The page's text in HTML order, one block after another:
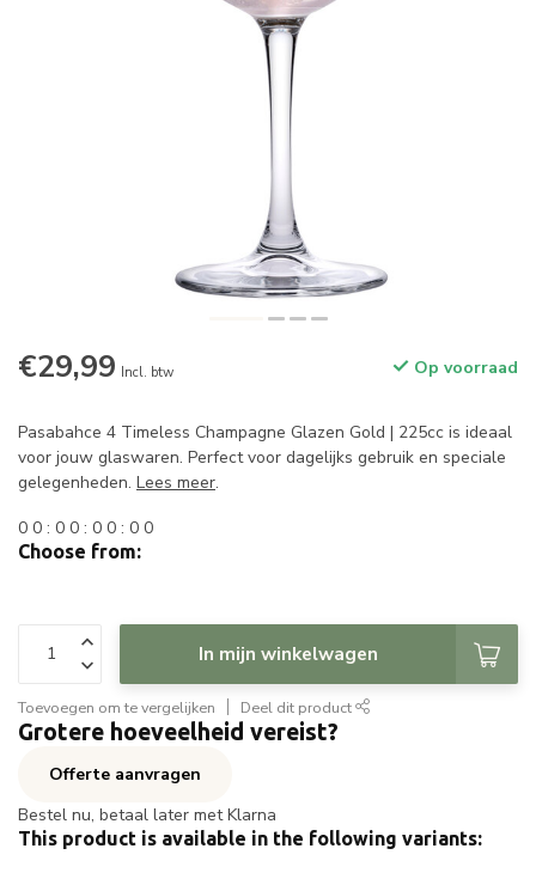
€29,99 Incl. btw Op voorraad
Pasabahce 4 Timeless Champagne Glazen Gold | 225cc is ideaal
voor jouw glaswaren. Perfect voor dagelijks gebruik en speciale
gelegenheden. Lees meer.
0 0 : 0 0 : 0 0 : 0 0
Choose from:
In mijn winkelwagen
Toevoegen om te vergelijken Deel dit product
Grotere hoeveelheid vereist?
Offerte aanvragen
Bestel nu, betaal later met Klarna
This product is available in the following variants: